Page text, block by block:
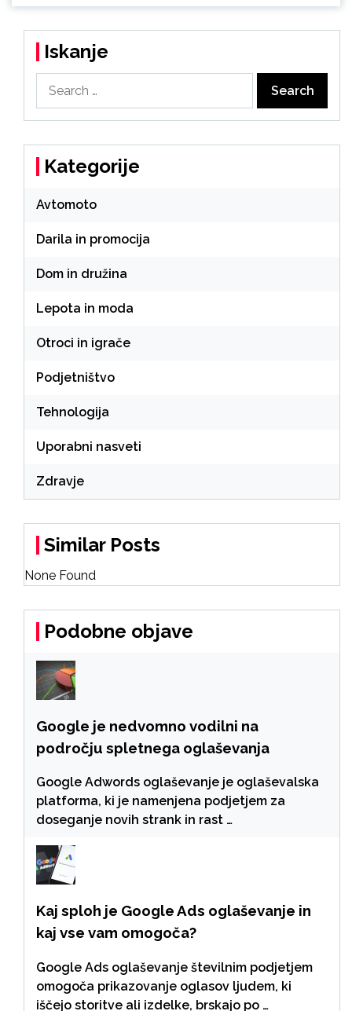
Iskanje
for:
Kategorije
Avtomoto
Darila in promocija
Dom in družina
Lepota in moda
Otroci in igrače
Podjetništvo
Tehnologija
Uporabni nasveti
Zdravje
Similar Posts
None Found
Podobne objave
Google je nedvomno vodilni na
področju spletnega oglaševanja
Google Adwords oglaševanje je oglaševalska
platforma, ki je namenjena podjetjem za
doseganje novih strank in rast …
Kaj sploh je Google Ads oglaševanje in
kaj vse vam omogoča?
Google Ads oglaševanje številnim podjetjem
omogoča prikazovanje oglasov ljudem, ki
iščejo storitve ali izdelke, brskajo po …